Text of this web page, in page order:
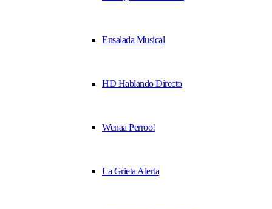
Ensalada Musical
HD Hablando Directo
Wenaa Perroo!
La Grieta Alerta